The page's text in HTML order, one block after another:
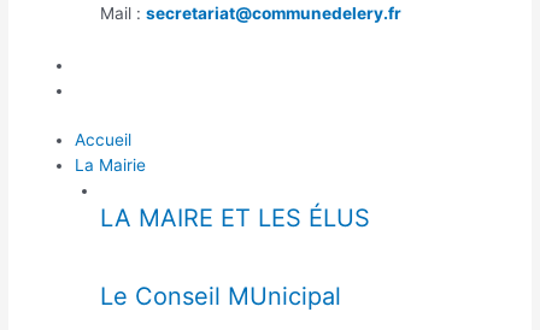
Mail : secretariat@communedelery.fr
Accueil
La Mairie
LA MAIRE ET LES ÉLUS
Le Conseil MUnicipal